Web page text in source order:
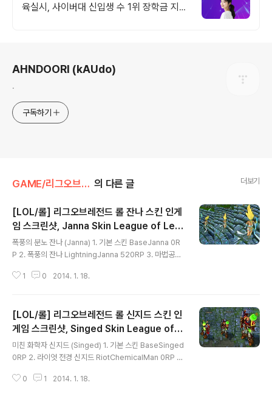
육실시, 사이버대 신입생 수 1위 장학금 지급
AHNDOORI (kAUdo)
.
구독하기
GAME/리그오브레전드,롤 의 다른 글 더보기
[LOL/롤] 리그오브레전드 롤 잔나 스킨 인게
임 스크린샷, Janna Skin League of Leg
ends
폭풍의 분노 잔나 (Janna) 1. 기본 스킨 BaseJanna 0R
P 2. 폭풍의 잔나 LightningJanna 520RP 3. 마법공학
ueenJanna 975RP 5. 승리의 잔나 Warhero 0RP 6.
대 어떤 이들은 대자연의 원초적 힘을 발견하고 그것의 도
움으로 마법을 사용한다. 바람의 여신 잔나도 정확히 그런
종류의 마법사다. 잔나는 혼잡한 자운시의 길거리에서 고
아로 성장했다. 거리의 삶은 그녀같이 어리고 예쁜 소녀에
게는 무척 고달프고 위험한 것이었다. 때로는 꾀를 써서, 꾀
가 통하지 않을 때에..
1 0 2014. 1. 18.
[LOL/롤] 리그오브레전드 롤 신지드 스킨 인
게임 스크린샷, Singed Skin League of L
egends
미친 화학자 신지드 (Singed) 1. 기본 스킨 BaseSinged
0RP 2. 라이엇 전경 신지드 RiotChemicalMan 0RP 3.
신지드 SurferChemicalMan 0RP 5. 미친 과학자 신지
0 1 2014. 1. 18.